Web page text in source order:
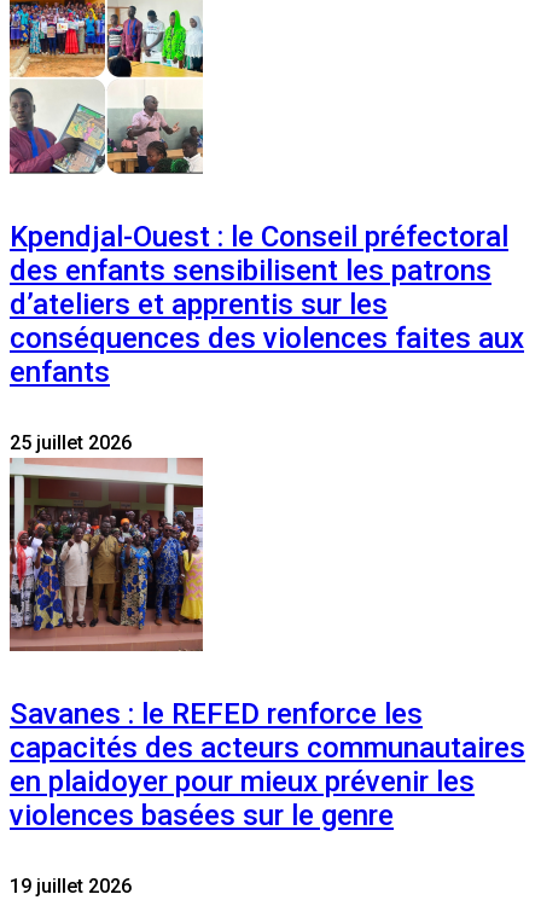
Kpendjal-Ouest : le Conseil préfectoral
des enfants sensibilisent les patrons
d’ateliers et apprentis sur les
conséquences des violences faites aux
enfants
25 juillet 2026
Savanes : le REFED renforce les
capacités des acteurs communautaires
en plaidoyer pour mieux prévenir les
violences basées sur le genre
19 juillet 2026